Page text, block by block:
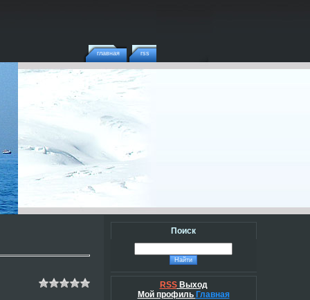
rss
главная
Поиск
RSS Выход
Мой профиль Главная